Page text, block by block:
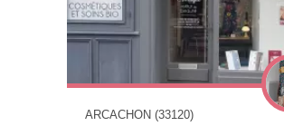
ARCACHON (33120)